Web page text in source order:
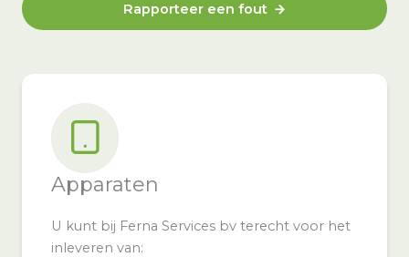
Rapporteer een fout
Apparaten
U kunt bij Ferna Services bv terecht voor het
inleveren van: